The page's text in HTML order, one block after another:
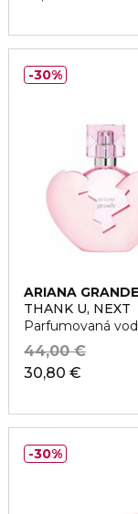
ARIANA GRANDE
THANK U, NEXT
Parfumovaná
30,80 €
44,00 €
30%
30%